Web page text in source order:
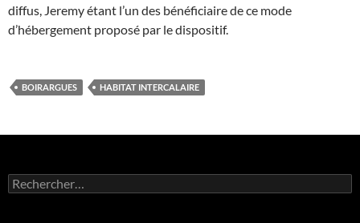
diffus, Jeremy étant l’un des bénéficiaire de ce mode
d’hébergement proposé par le dispositif.
BOIRARGUES HABITAT INTERCALAIRE
Rechercher :